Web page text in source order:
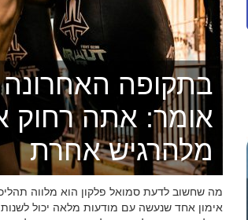
בתקופה האחרונה
אומר: אתה רחוק
מלהרגיש אחרת
מה שחשוב לדעת סמואל פלקון הוא מלווה
אימון אחד שנעשה עם מודעות מלאה יכול